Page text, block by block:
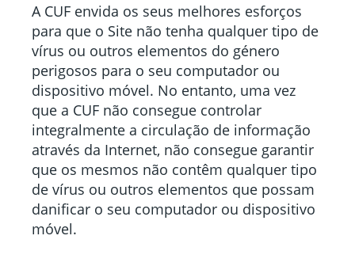
A CUF envida os seus melhores esforços
para que o Site não tenha qualquer tipo de
vírus ou outros elementos do género
perigosos para o seu computador ou
dispositivo móvel. No entanto, uma vez
que a CUF não consegue controlar
integralmente a circulação de informação
através da Internet, não consegue garantir
que os mesmos não contêm qualquer tipo
de vírus ou outros elementos que possam
danificar o seu computador ou dispositivo
móvel.